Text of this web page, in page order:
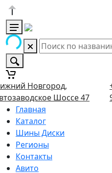
Новгород,
Шоссе 47
Главная
Каталог
Шины Диски
Регионы
Контакты
Авито